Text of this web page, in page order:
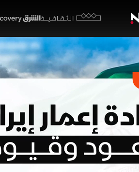
الثقافية
إعادة
19 يونيو 2026
تقارير الشرق
تشير المراجعات
تفعيل البند
حظر الإرهاب
القيود.
برامج الشرق الإخبارية (ملحق)